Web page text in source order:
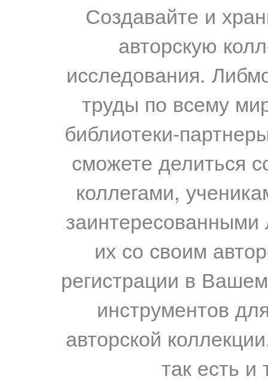
Создавайте и
авторскую
исследования.
труды по всему
библиотеки-
сможете делиться
коллегами,
их со своим
регистрации в
инструментов
авторской
так есть и